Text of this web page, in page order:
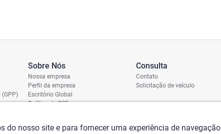
(GPP)
Sobre Nós
Nossa empresa
Perfil da empresa
Escritório Global
Política de RSE
Consulta
Contato
Solicitação de veículo
nosso site e para fornecer uma experiência de navegação